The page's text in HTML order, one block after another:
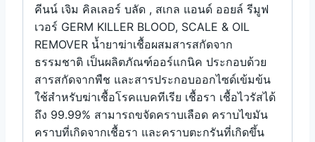
คีนน์ เจิม คิลเลอร์ บลัด , สเกล แอนด์ ออยล์ รีมูฟ
เวอร์ GERM KILLER BLOOD, SCALE & OIL
REMOVER น้ำยาฆ่าเชื้อผสมสารสกัดจาก
ธรรมชาติ เป็นผลิตภัณฑ์ออร์แกนิค ประกอบด้วย
สารสกัดจากพืช และสารประกอบออกไซด์เข้มข้น
ใช้สำหรับฆ่าเชื้อโรคแบคทีเรีย เชื้อรา เชื้อไวรัสได้
ถึง 99.99% สามารถขจัดคราบเลือด คราบไขมัน
คราบที่เกิดจากเชื้อรา และคราบตะกรันที่เกิดขึ้น